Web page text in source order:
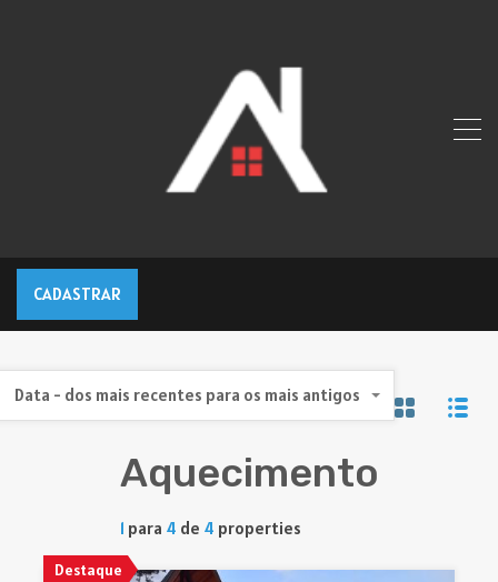
CADASTRAR
Aquecimento
1 para 4 de 4 properties
Data - dos mais recentes para os mais antigos
Destaque